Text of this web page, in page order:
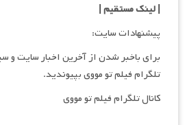
| لینک مستقیم|
پیشنهادات سایت:
برای باخبر شدن از آخرین اخبار سایت و
تلگرام فیلم تو مووی بپیوندید.
کانال تلگرام فیلم تو مووی